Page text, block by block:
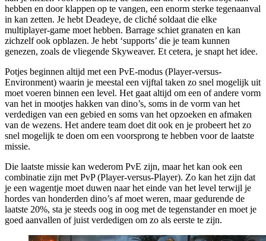
hebben en door klappen op te vangen, een enorm sterke tegenaanval
in kan zetten. Je hebt Deadeye, de cliché soldaat die elke
multiplayer-game moet hebben. Barrage schiet granaten en kan
zichzelf ook opblazen. Je hebt ‘supports’ die je team kunnen
genezen, zoals de vliegende Skyweaver. Et cetera, je snapt het idee.
Potjes beginnen altijd met een PvE-modus (Player-versus-
Environment) waarin je meestal een vijftal taken zo snel mogelijk uit
moet voeren binnen een level. Het gaat altijd om een of andere vorm
van het in mootjes hakken van dino’s, soms in de vorm van het
verdedigen van een gebied en soms van het opzoeken en afmaken
van de wezens. Het andere team doet dit ook en je probeert het zo
snel mogelijk te doen om een voorsprong te hebben voor de laatste
missie.
Die laatste missie kan wederom PvE zijn, maar het kan ook een
combinatie zijn met PvP (Player-versus-Player). Zo kan het zijn dat
je een wagentje moet duwen naar het einde van het level terwijl je
hordes van honderden dino’s af moet weren, maar gedurende de
laatste 20%, sta je steeds oog in oog met de tegenstander en moet je
goed aanvallen of juist verdedigen om zo als eerste te zijn.